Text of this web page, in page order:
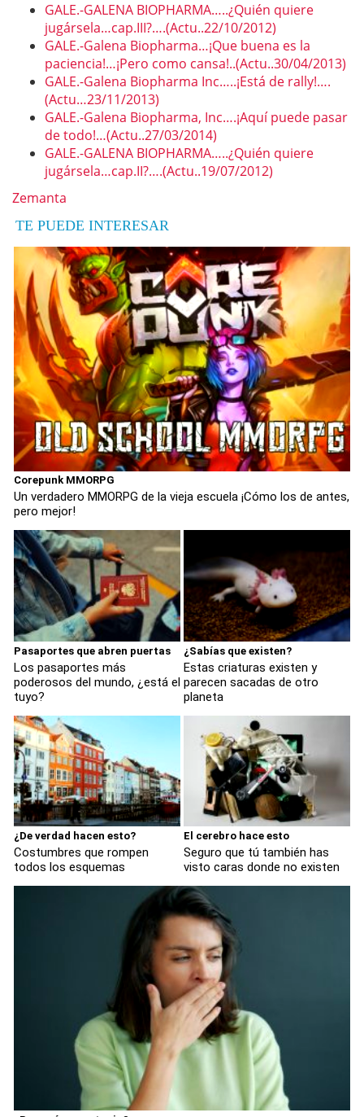
GALE.-GALENA BIOPHARMA…..¿Quién quiere
jugársela…cap.III?….(Actu..22/10/2012)
GALE.-Galena Biopharma…¡Que buena es la
paciencia!…¡Pero como cansa!..(Actu..30/04/2013)
GALE.-Galena Biopharma Inc…..¡Está de rally!….
(Actu…23/11/2013)
GALE.-Galena Biopharma, Inc….¡Aquí puede pasar
de todo!…(Actu..27/03/2014)
GALE.-GALENA BIOPHARMA…..¿Quién quiere
jugársela…cap.II?….(Actu..19/07/2012)
Zemanta
TE PUEDE INTERESAR
Corepunk MMORPG
Un verdadero MMORPG de la vieja escuela ¡Cómo los de antes,
pero mejor!
Pasaportes que abren puertas
Los pasaportes más
poderosos del mundo, ¿está el
tuyo?
¿Sabías que existen?
Estas criaturas existen y
parecen sacadas de otro
planeta
¿De verdad hacen esto?
Costumbres que rompen
todos los esquemas
El cerebro hace esto
Seguro que tú también has
visto caras donde no existen